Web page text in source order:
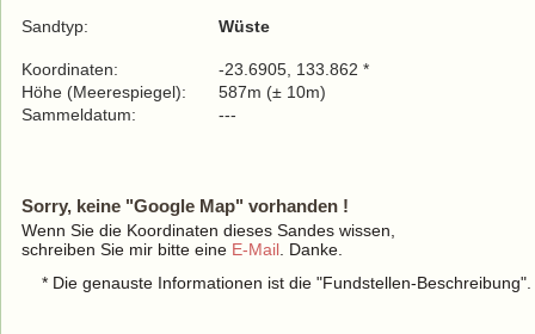
Sandtyp: Wüste
Koordinaten:
-23.6905, 133.862 *
Höhe (Meerespiegel):
587m (± 10m)
Sammeldatum:
---
Sorry, keine "Google Map" vorhanden !
Wenn Sie die Koordinaten dieses Sandes wissen,
schreiben Sie mir bitte eine E-Mail . Danke.
* Die genauste Informationen ist die "Fundstellen-